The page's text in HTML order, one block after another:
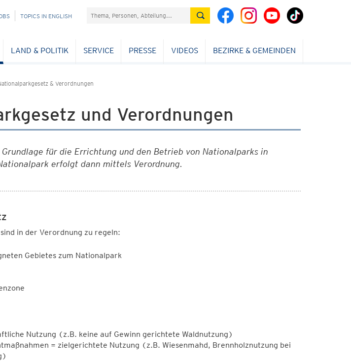
TOPICS IN ENGLISH Suchefeld
LAND & POLITIK SERVICE PRESSE VIDEOS BEZIRKE & GEMEINDEN
& Verordnungen
und Verordnungen
für die Errichtung und den Betrieb von Nationalparks in
erfolgt dann mittels Verordnung.
in der Verordnung zu regeln:
Gebietes zum Nationalpark
Nutzung (z.B. keine auf Gewinn gerichtete Waldnutzung)
= zielgerichtete Nutzung (z.B. Wiesenmahd, Brennholznutzung bei